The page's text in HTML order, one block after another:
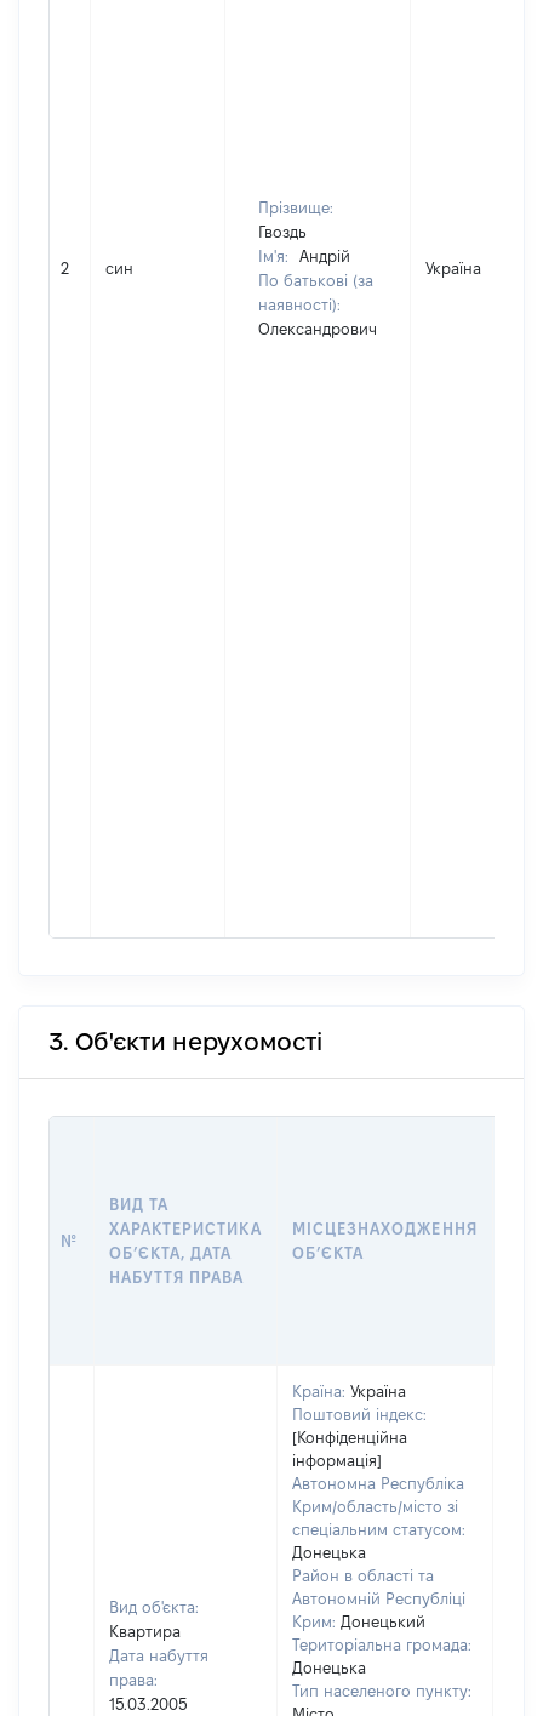
2 син
Прізвище:
Гвоздь
Ім'я:
Андрій
По батькові (за
наявності):
Олександрович
Україна
3. Об'єкти нерухомості
№
ВИД ТА
ХАРАКТЕРИСТИКА
ОБʼЄКТА, ДАТА
НАБУТТЯ ПРАВА
МІСЦЕЗНАХОДЖЕННЯ
ОБʼЄКТА
Вид об'єкта:
Квартира
Дата набуття
права:
15.03.2005
Країна: Україна
Поштовий індекс:
[Конфіденційна
інформація]
Автономна Республіка
Крим/область/місто зі
спеціальним статусом:
Донецька
Район в області та
Автономній Республіці
Крим: Донецький
Територіальна громада:
Донецька
Тип населеного пункту: